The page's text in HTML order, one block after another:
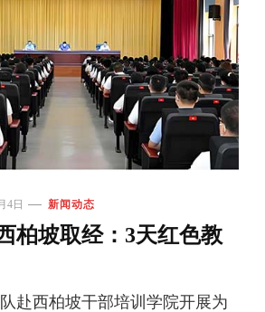
4日 新闻动态
柏坡取经：3天红色教
赴西柏坡干部培训学院开展为